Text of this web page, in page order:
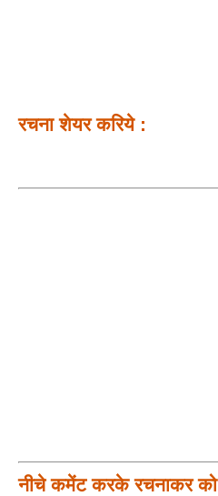
रचना शेयर करिये :
नीचे कमेंट करके रचनाकर को